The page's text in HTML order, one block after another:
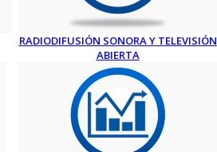
RADIODIFUSIÓN SONORA Y TELEVISIÓN
ABIERTA